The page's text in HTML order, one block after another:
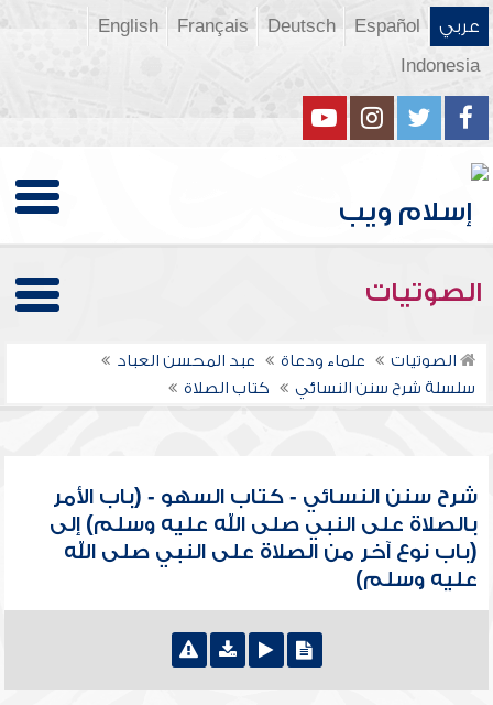
عربي Español
Deutsch
Français
English
Indonesia
الصوتيات
الصوتيات علماء ودعاة
عبد المحسن العباد
سلسلة شرح سنن النسائي
كتاب الصلاة
شرح سنن النسائي - كتاب السهو - (باب الأمر
بالصلاة على النبي صلى الله عليه وسلم) إلى
(باب نوع آخر من الصلاة على النبي صلى الله
عليه وسلم)